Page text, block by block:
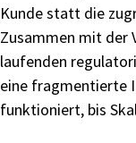
Kunde statt die
Zusammen mit der
laufenden
eine fragmentierte
funktioniert, bis